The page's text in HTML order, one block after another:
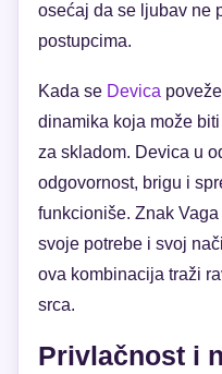
osećaj da se ljubav ne
postupcima.
Kada se Devica
dinamika koja može
za skladom. Devica u
odgovornost, brigu i
funkcioniše. Znak
svoje potrebe i svoj
ova kombinacija traži
srca.
Privlačnost i